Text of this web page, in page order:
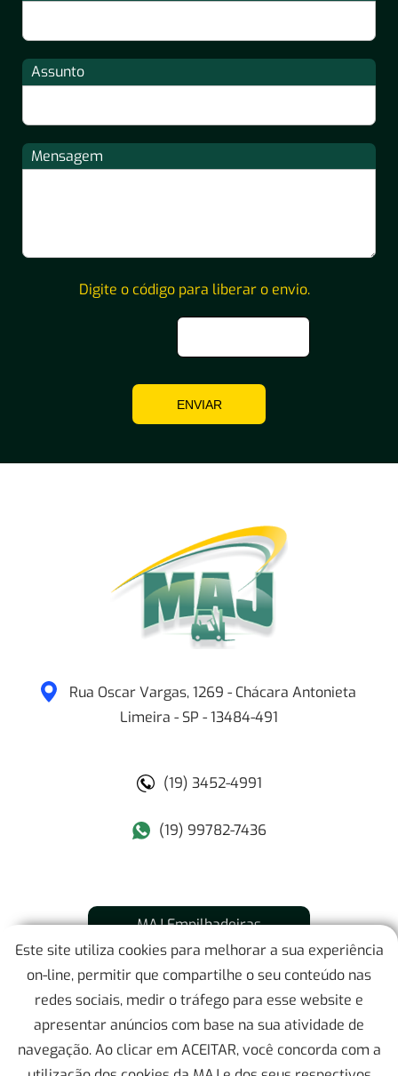
Assunto
Mensagem
Digite o código para liberar o envio.
ENVIAR
Rua Oscar Vargas, 1269 - Chácara Antonieta
Limeira - SP -13484-491
(19) 3452-4991
(19) 99782-7436
MAJ Empilhadeiras
Mapa do Site
Localização
Contato
Este site utiliza cookies para melhorar a sua experiência
on-line, permitir que compartilhe o seu conteúdo nas
redes sociais, medir o tráfego para esse website e
apresentar anúncios com base na sua atividade de
navegação. Ao clicar em ACEITAR, você concorda com a